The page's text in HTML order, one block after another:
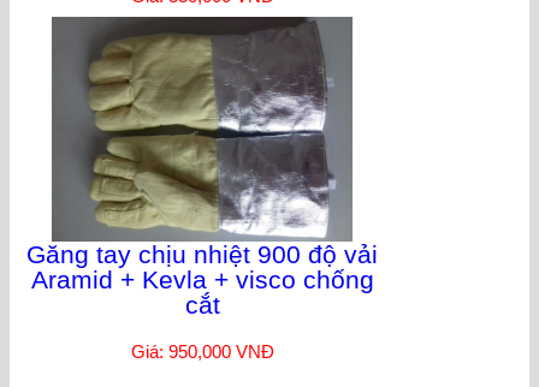
Găng tay chịu nhiệt 900 độ vải
Aramid + Kevla + visco chống
cắt
Giá: 950,000 VNĐ